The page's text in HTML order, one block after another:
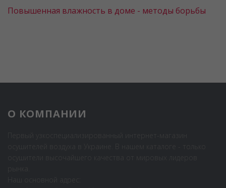
Повышенная влажность в доме - методы борьбы
О КОМПАНИИ